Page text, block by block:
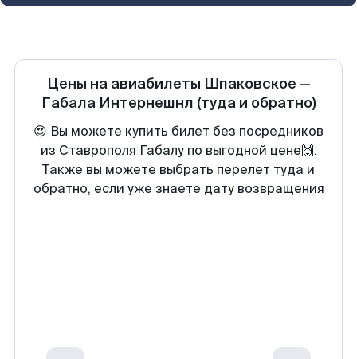
Цены на авиабилеты Шпаковское —
Габала Интернешнл (туда и обратно)
😍 Вы можете купить билет без посредников
из Ставрополя Габалу по выгодной цене🙌.
Также вы можете выбрать перелет туда и
обратно, если уже знаете дату возвращения